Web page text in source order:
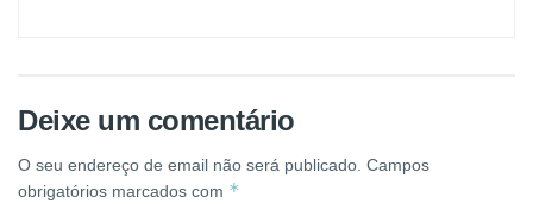
Deixe um comentário
O seu endereço de email não será publicado. Campos
obrigatórios marcados com *